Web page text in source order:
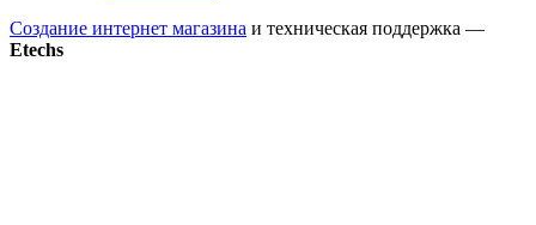
Создание интернет магазина и техническая поддержка —
Etechs